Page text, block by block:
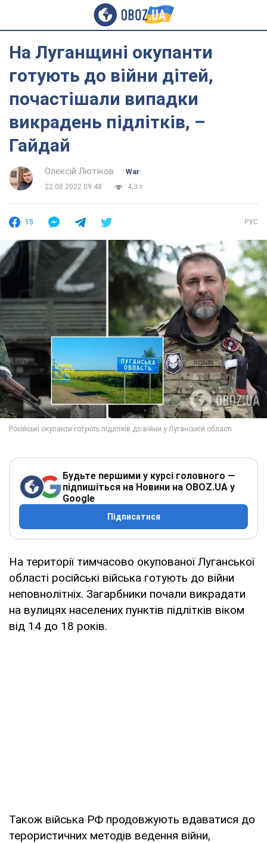
На Луганщині окупанти
готують до війни дітей,
почастішали випадки
викрадень підлітків, –
Гайдай
Олексій Лютіков
War
22.08.2022 09:48
4,3 т.
15 РУС
Будьте першими у курсі головного —
підпишіться на Новини на OBOZ.UA у
Google
Підписатися
На території тимчасово окупованої Луганської
області російські війська готують до війни
неповнолітніх. Загарбники почали викрадати
на вулицях населених пунктів підлітків віком
від 14 до 18 років.
Також війська РФ продовжують вдаватися до
терористичних методів ведення війни,